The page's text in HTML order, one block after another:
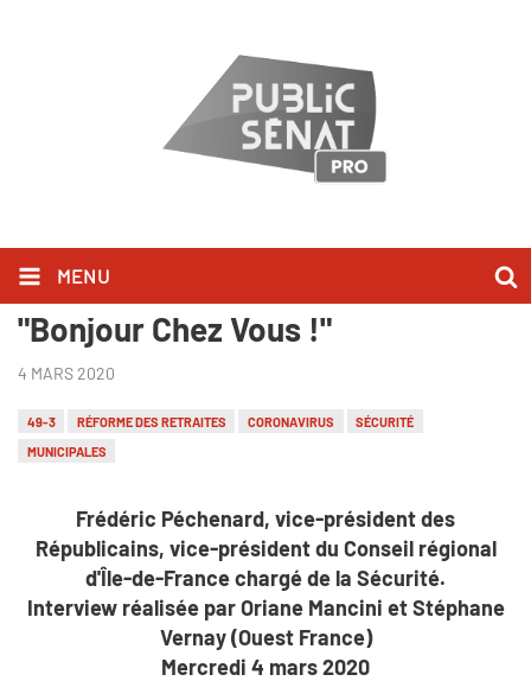
MENU
Frédéric Péchenard l'a dit dans
"Bonjour Chez Vous !"
4 MARS 2020
49-3 RÉFORME DES RETRAITES CORONAVIRUS
SÉCURITÉ
MUNICIPALES
Frédéric Péchenard, vice-président des
Républicains, vice-président du Conseil régional
d'Île-de-France chargé de la Sécurité.
Interview réalisée par Oriane Mancini et Stéphane
Vernay (Ouest France)
Mercredi 4 mars 2020